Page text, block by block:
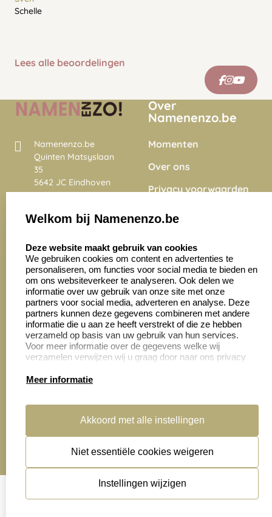
Schelle
Lees alle beoordelingen
Namenenzo.be
Quinten Matsyslaan
35
5642 JC Eindhoven
Nederland
4028 beoordelingen
Over
Namenenzo.be
Momenten
Over ons
Privacy voorwaarden
Onze vacatures
Zakelijk:
Aanvraag op maat
Cadeaubonnen
Klantenservice:
Contact opnemen
Veelgestelde vragen
Retourneren
handleidingen
algemene voorwaarden
disclaimer
Cookies resetten
© copyright 2026
Welkom bij Namenenzo.be
Deze website maakt gebruik van cookies
We gebruiken cookies om content en advertenties te
personaliseren, om functies voor social media te bieden en
om ons websiteverkeer te analyseren. Ook delen we
informatie over uw gebruik van onze site met onze
partners voor social media, adverteren en analyse. Deze
partners kunnen deze gegevens combineren met andere
informatie die u aan ze heeft verstrekt of die ze hebben
verzameld op basis van uw gebruik van hun services.
Voor meer informatie over de gegevens welke wij
verzamelen verwijzen wij u graag door naar ons privacy
Meer informatie
Akkoord met alle instellingen
Niet essentiële cookies weigeren
Instellingen wijzigen